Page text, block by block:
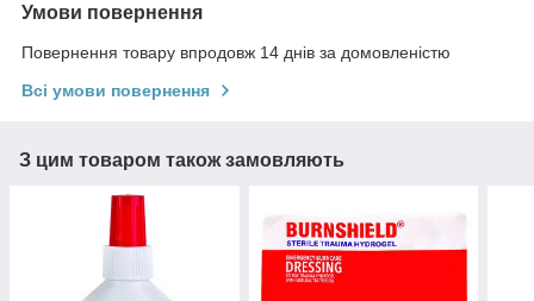
Умови повернення
Повернення товару впродовж 14 днів за домовленістю
Всі умови повернення
З цим товаром також замовляють